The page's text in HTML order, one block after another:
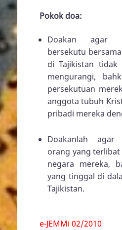
Pokok doa:
Doakan agar
bersekutu
di Tajikistan tidak
mengurangi,
persekutuan
anggota tubuh
pribadi mereka
Doakanlah agar
orang yang
negara mereka,
yang tinggal di
Tajikistan.
e-JEMMi 02/2010